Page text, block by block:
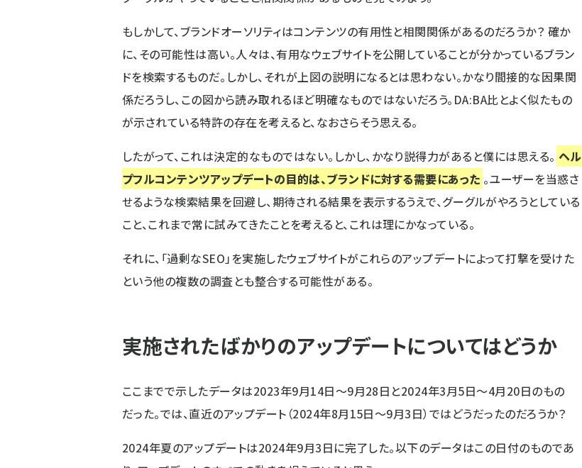
もしかして、ブランドオーソリティはコンテンツの有用性と相関関係があるのだろうか？ 確か
に、その可能性は高い。人々は、有用なウェブサイトを公開していることが分かっているブラン
ドを検索するものだ。しかし、それが上図の説明になるとは思わない。かなり間接的な因果関
係だろうし、この図から読み取れるほど明確なものではないだろう。DA:BA比とよく似たもの
が示されている特許の存在を考えると、なおさらそう思える。
したがって、これは決定的なものではない。しかし、かなり説得力があると僕には思える。 ヘル
プフルコンテンツアップデートの目的は、ブランドに対する需要にあった 。ユーザーを当惑さ
せるような検索結果を回避し、期待される結果を表示するうえで、グーグルがやろうとしている
こと、これまで常に試みてきたことを考えると、これは理にかなっている。
それに、「過剰なSEO」を実施したウェブサイトがこれらのアップデートによって打撃を受けた
という他の複数の調査とも整合する可能性がある。
実施されたばかりのアップデートについてはどうか
ここまでで示したデータは2023年9月14日～9月28日と2024年3月5日～4月20日のもの
だった。では、直近のアップデート（2024年8月15日～9月3日）ではどうだったのだろうか？
2024年夏のアップデートは2024年9月3日に完了した。以下のデータはこの日付のものであ